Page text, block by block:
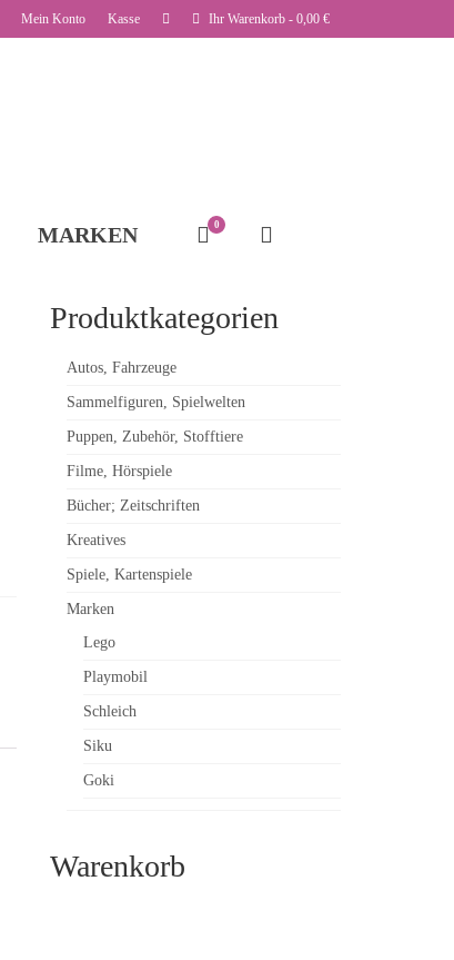
Mein Konto Kasse Ihr Warenkorb - 0,00 €
MARKEN 0
Produktkategorien
Autos, Fahrzeuge
Sammelfiguren, Spielwelten
Puppen, Zubehör, Stofftiere
Filme, Hörspiele
Bücher; Zeitschriften
Kreatives
Spiele, Kartenspiele
Marken
Lego
Playmobil
Schleich
Siku
Goki
Warenkorb